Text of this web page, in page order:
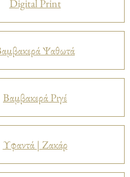
Digital Print
Ψαθωτά
Βαμβακερά Ριγέ
Υφαντά | Ζακάρ